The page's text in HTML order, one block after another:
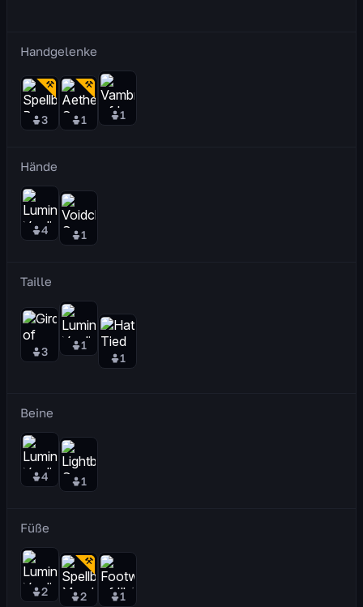
Handgelenke
3 1 1
Hände
4 1
Taille
3
1
1
Beine
4 1
Füße
2 2 1